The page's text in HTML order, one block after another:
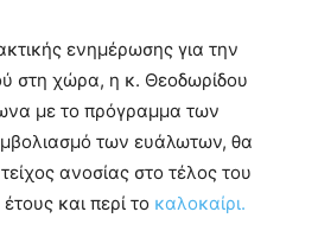
ενημέρωσης για την
στη χώρα, η κ. Θεοδωρίδου
με το πρόγραμμα των
των ευάλωτων, θα
ανοσίας στο τέλος του
και περί το καλοκαίρι.